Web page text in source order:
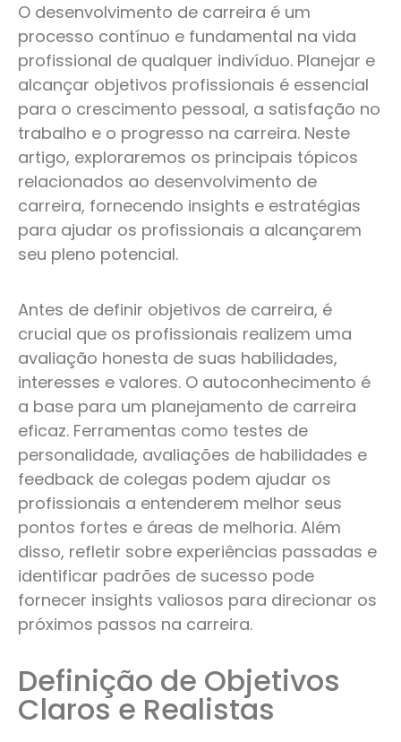
O desenvolvimento de carreira é um
processo contínuo e fundamental na vida
profissional de qualquer indivíduo. Planejar e
alcançar objetivos profissionais é essencial
para o crescimento pessoal, a satisfação no
trabalho e o progresso na carreira. Neste
artigo, exploraremos os principais tópicos
relacionados ao desenvolvimento de
carreira, fornecendo insights e estratégias
para ajudar os profissionais a alcançarem
seu pleno potencial.
Antes de definir objetivos de carreira, é
crucial que os profissionais realizem uma
avaliação honesta de suas habilidades,
interesses e valores. O autoconhecimento é
a base para um planejamento de carreira
eficaz. Ferramentas como testes de
personalidade, avaliações de habilidades e
feedback de colegas podem ajudar os
profissionais a entenderem melhor seus
pontos fortes e áreas de melhoria. Além
disso, refletir sobre experiências passadas e
identificar padrões de sucesso pode
fornecer insights valiosos para direcionar os
próximos passos na carreira.
Definição de Objetivos
Claros e Realistas